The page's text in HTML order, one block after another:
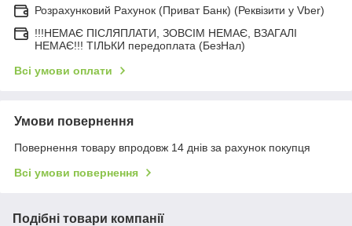
Розрахунковий Рахунок (Приват Банк) (Реквізити у Vber)
!!!НЕМАЄ ПІСЛЯПЛАТИ, ЗОВСІМ НЕМАЄ, ВЗАГАЛІ
НЕМАЄ!!! ТІЛЬКИ передоплата (БезНал)
Всі умови оплати
Умови повернення
Повернення товару впродовж 14 днів за рахунок покупця
Всі умови повернення
Подібні товари компанії